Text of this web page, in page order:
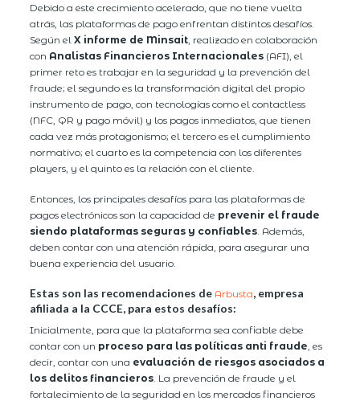
Debido a este crecimiento acelerado, que no tiene vuelta
atrás, las plataformas de pago enfrentan distintos desafíos.
Según elX informe de Minsait , realizado en colaboración
con Analistas Financieros Internacionales (AFI), el
primer reto es trabajar en la seguridad y la prevención del
fraude; el segundo es la transformación digital del propio
instrumento de pago, con tecnologías como el contactless
(NFC, QR y pago móvil) y los pagos inmediatos, que tienen
cada vez más protagonismo; el tercero es el cumplimiento
normativo; el cuarto es la competencia con los diferentes
players, y el quinto es la relación con el cliente.
Entonces, los principales desafíos para las plataformas de
pagos electrónicos son la capacidad de prevenir el fraude
siendo plataformas seguras y confiables . Además,
deben contar con una atención rápida, para asegurar una
buena experiencia del usuario.
Estas son las recomendaciones de Arbusta, empresa
afiliada a la CCCE, para estos desafíos:
Inicialmente, para que la plataforma sea confiable debe
contar con un proceso para las políticas anti fraude , es
decir, contar con una evaluación de riesgos asociados a
los delitos financieros . La prevención de fraude y el
fortalecimiento de la seguridad en los mercados financieros